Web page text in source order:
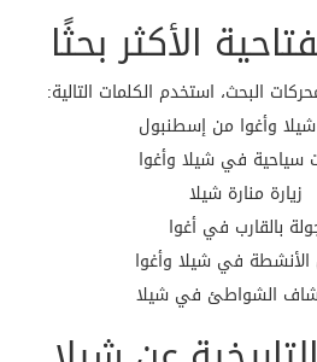
الأكثر بحثًا
البحث، استخدم الكلمات التالية:
وأغوا من إسطنبول
سياحية في شيلا وأغوا
زيارة منارة شيلا
بالقارب في أغوا
في شيلا وأغوا
الشواطئ في شيلا